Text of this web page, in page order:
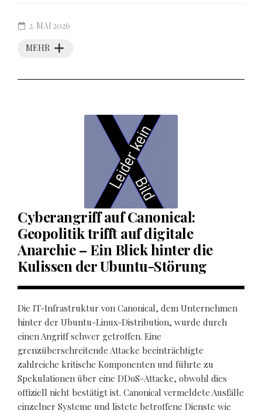
MEHR
2. MAI 2026
Cyberangriff auf Canonical:
Geopolitik trifft auf digitale
Anarchie – Ein Blick hinter die
Kulissen der Ubuntu-Störung
Die IT-Infrastruktur von Canonical, dem Unternehmen
hinter der Ubuntu-Linux-Distribution, wurde durch
einen Angriff schwer getroffen. Eine
grenzüberschreitende Attacke beeinträchtigte
zahlreiche kritische Komponenten und führte zu
Spekulationen über eine DDoS-Attacke, obwohl dies
offiziell nicht bestätigt ist. Canonical vermeldete Ausfälle
einzelner Systeme und listete betroffene Dienste wie